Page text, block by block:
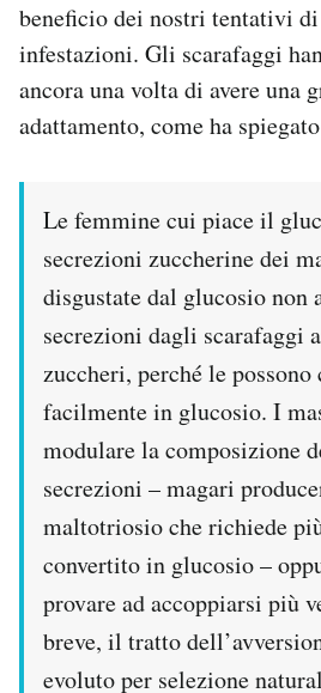
beneficio dei nostri tentativi
infestazioni. Gli scarafaggi
ancora una volta di avere una
adattamento, come ha
Le femmine cui piace il
secrezioni zuccherine dei
disgustate dal glucosio non
secrezioni dagli scarafaggi
zuccheri, perché le possono
facilmente in glucosio. I
modulare la composizione
secrezioni – magari
maltotriosio che richiede
convertito in glucosio –
provare ad accoppiarsi più
breve, il tratto
evoluto per selezione